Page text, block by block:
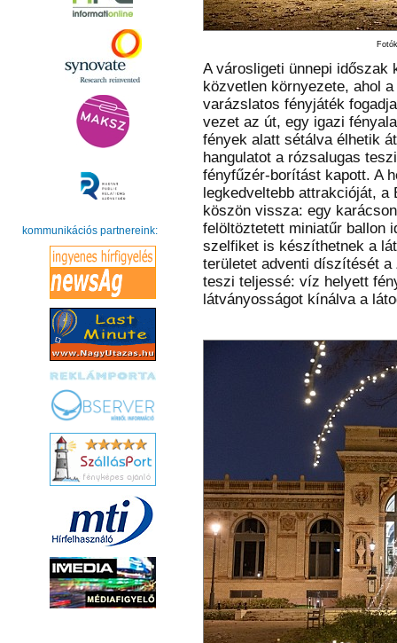
kommunikációs partnereink:
A városligeti ünnepi időszak
közvetlen környezete, ahol
varázslatos fényjáték
vezet az út, egy igazi
fények alatt sétálva élhetik
hangulatot a rózsalugas
fényfűzér-borítást kapott. A
legkedveltebb attrakcióját, a
köszön vissza: egy
felöltöztetett miniatűr ballon
szelfiket is készíthetnek a
területet adventi díszítését
teszi teljessé: víz helyett
látványosságot kínálva a